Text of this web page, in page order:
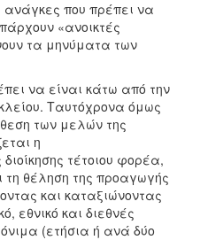
που πρέπει να
«ανοικτές
τα μηνύματα των
να είναι κάτω από την
Ταυτόχρονα όμως
των μελών της
η
τέτοιου φορέα,
τη θέληση της προαγωγής
και καταξιώνοντας
εθνικό και διεθνές
(ετήσια ή ανά δύο